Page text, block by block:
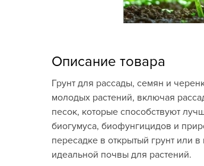
Лук-севок, чеснок
многолетники Весна
Новогодняя продукция
Отдых в саду, пикник
Подарочные карты
Описание товара
Грунт для рассады, семян и
молодых растений, включая
песок, которые способствуют
биогумуса, биофунгицидов и
пересадке в открытый грунт или
идеальной почвы для растений.